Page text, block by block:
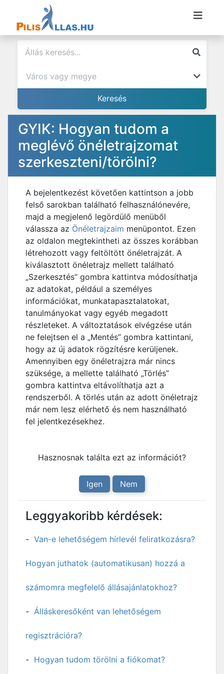
GYIK: Hogyan tudom a
meglévő önéletrajzomat
szerkeszteni/törölni?
A bejelentkezést követően kattintson a jobb
felső sarokban található felhasználónevére,
majd a megjelenő legördülő menüből
válassza az Önéletrajzaim menüpontot. Ezen
az oldalon megtekintheti az összes korábban
létrehozott vagy feltöltött önéletrajzát. A
kiválasztott önéletrajz mellett található
„Szerkesztés” gombra kattintva módosíthatja
az adatokat, például a személyes
információkat, munkatapasztalatokat,
tanulmányokat vagy egyéb megadott
részleteket. A változtatások elvégzése után
ne felejtsen el a „Mentés” gombra kattintani,
hogy az új adatok rögzítésre kerüljenek.
Amennyiben egy önéletrajzra már nincs
szüksége, a mellette található „Törlés”
gombra kattintva eltávolíthatja azt a
rendszerből. A törlés után az adott önéletrajz
már nem lesz elérhető és nem használható
fel jelentkezésekhez.
Hasznosnak találta ezt az információt?
Igen Nem
Leggyakoribb kérdések:
Van-e lehetőségem hírlevél feliratkozásra?
Hogyan juthatok (automatikusan) hozzá a
számomra megfelelő állásajánlatokhoz?
Álláskeresőként van lehetőségem
regisztrációra?
Hogyan tudom törölni a fiókomat?